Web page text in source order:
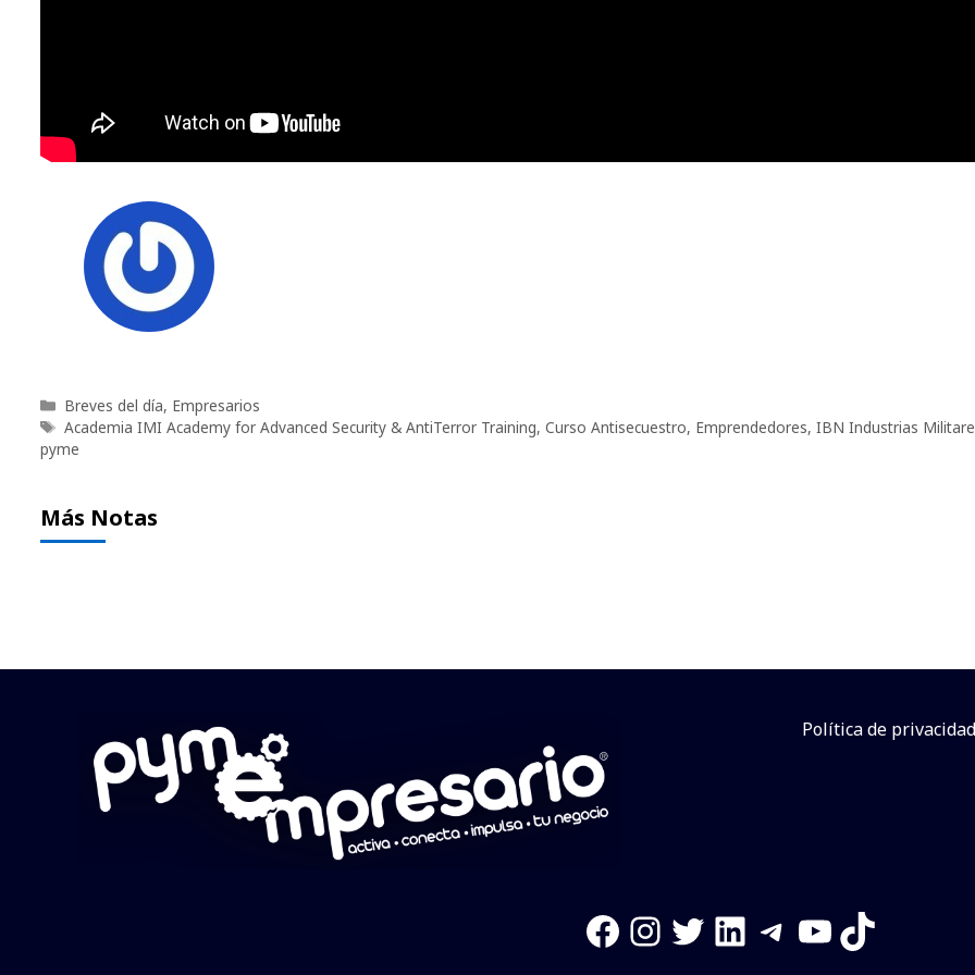
Categorías
Breves del día, Empresarios
Etiquetas
Academia IMI Academy for Advanced Security & AntiTerror Training, Curso Antisecuestro, Emprendedores, IBN Industrias
pyme
Más Notas
Política de privacidad
Facebook
Instagram
Twitter
LinkedIn
Telegram
YouTube
TikTok